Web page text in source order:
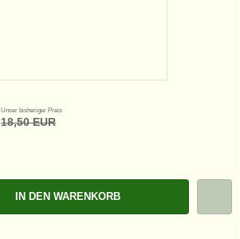
Unser bisheriger Preis
18,50 EUR
IN DEN WARENKORB